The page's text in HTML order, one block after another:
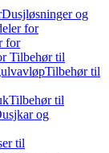
Dusjløsninger og
for
for
Tilbehør til
Tilbehør til
Tilbehør til
og
til